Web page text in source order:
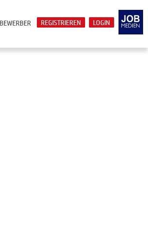
LOGIN
REGISTRIEREN